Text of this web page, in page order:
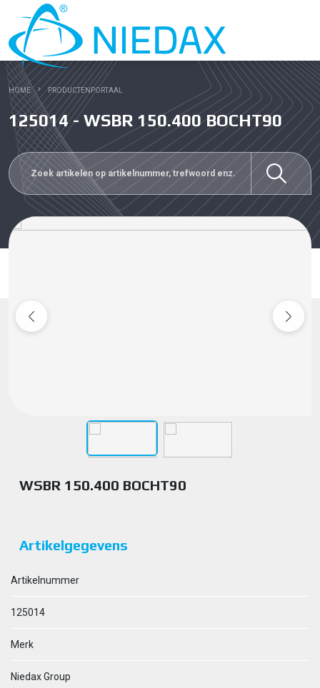
HOME PRODUCTENPORTAAL
125014 - WSBR 150.400 BOCHT90
WSBR 150.400 BOCHT90
Artikelgegevens
Artikelnummer
125014
Merk
Niedax Group